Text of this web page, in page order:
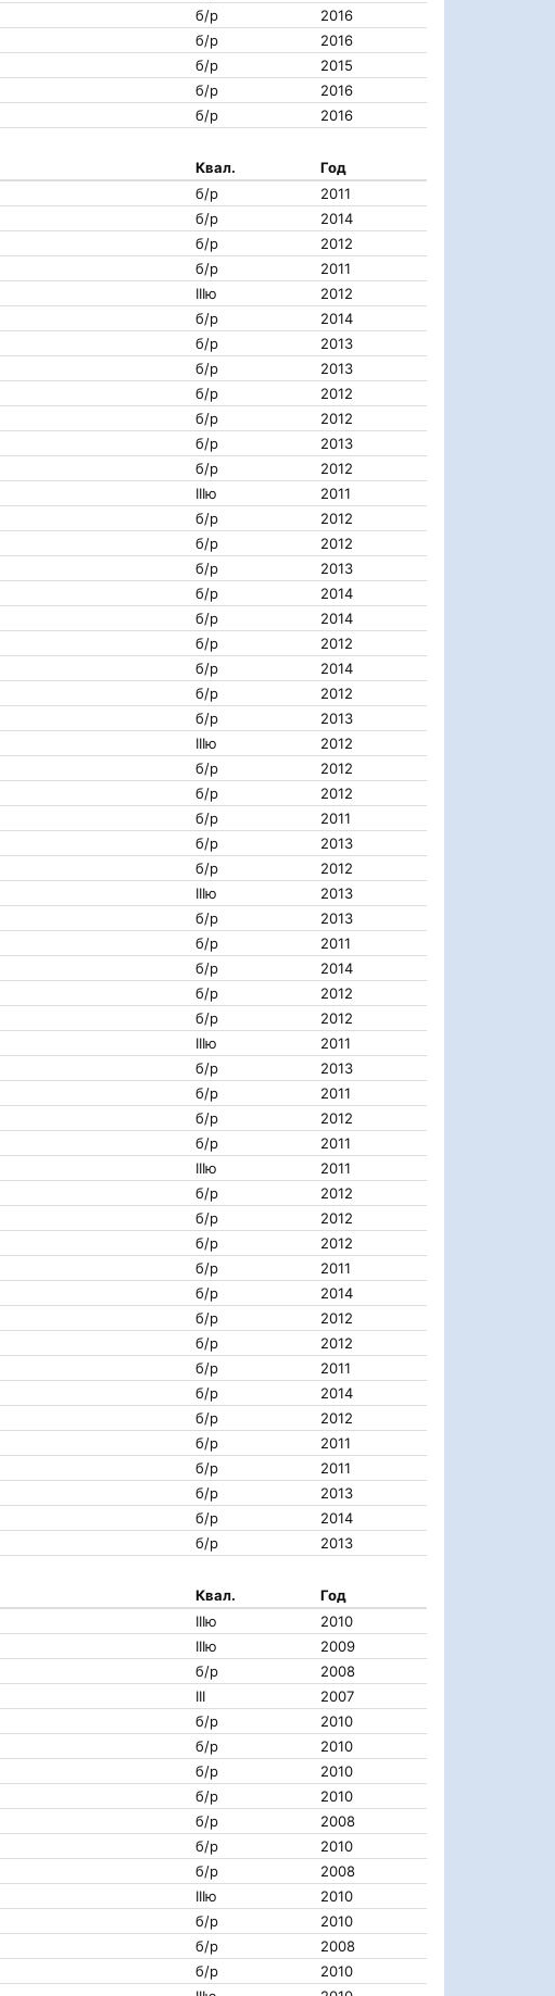
б/р
2016
б/р
2016
б/р
2015
б/р
2016
б/р 2016
Квал.
Год
б/р
2011
б/р
2014
б/р
2012
б/р
2011
IIIю
2012
б/р
2014
б/р
2013
б/р
2013
б/р
2012
б/р
2012
б/р
2013
б/р
2012
IIIю
2011
б/р
2012
б/р
2012
б/р
2013
б/р
2014
б/р
2014
б/р
2012
б/р
2014
б/р
2012
б/р
2013
IIIю
2012
б/р
2012
б/р
2012
б/р
2011
б/р
2013
б/р
2012
IIIю
2013
б/р
2013
б/р
2011
б/р
2014
б/р
2012
б/р
2012
IIIю
2011
б/р
2013
б/р
2011
б/р
2012
б/р
2011
IIIю
2011
б/р
2012
б/р
2012
б/р
2012
б/р
2011
б/р
2014
б/р
2012
б/р
2012
б/р
2011
б/р
2014
б/р
2012
б/р
2011
б/р
2011
б/р
2013
б/р
2014
б/р 2013
Квал.
Год
IIIю
2010
IIIю
2009
б/р
2008
III
2007
б/р
2010
б/р
2010
б/р
2010
б/р
2010
б/р
2008
б/р
2010
б/р
2008
IIIю
2010
б/р
2010
б/р
2008
б/р
2010